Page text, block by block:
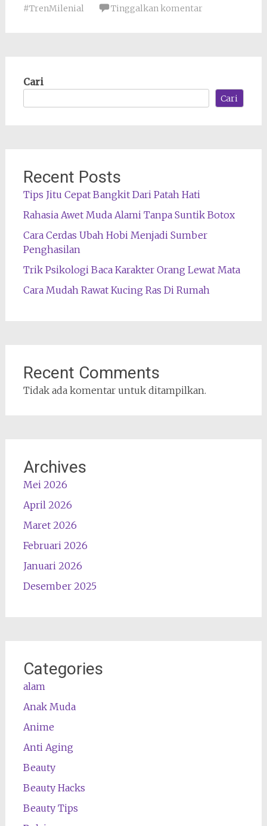
#TrenMilenial
Tinggalkan komentar
Cari
Cari
Recent Posts
Tips Jitu Cepat Bangkit Dari Patah Hati
Rahasia Awet Muda Alami Tanpa Suntik Botox
Cara Cerdas Ubah Hobi Menjadi Sumber
Penghasilan
Trik Psikologi Baca Karakter Orang Lewat Mata
Cara Mudah Rawat Kucing Ras Di Rumah
Recent Comments
Tidak ada komentar untuk ditampilkan.
Archives
Mei 2026
April 2026
Maret 2026
Februari 2026
Januari 2026
Desember 2025
Categories
alam
Anak Muda
Anime
Anti Aging
Beauty
Beauty Hacks
Beauty Tips